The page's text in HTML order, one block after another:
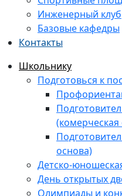
Инженерный клуб
Базовые кафедры
Контакты
Школьнику
Подготовься к
(комерческая
основа)
Детско-
День открытых
Олимпиады и